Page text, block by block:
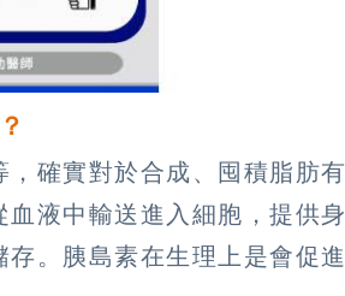
確實對於合成、囤積脂肪有
液中輸送進入細胞，提供身
。胰島素在生理上是會促進